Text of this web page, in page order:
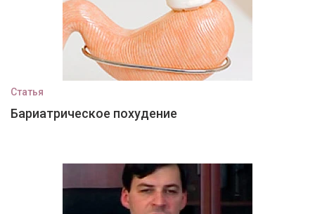
Статья
Бариатрическое похудение